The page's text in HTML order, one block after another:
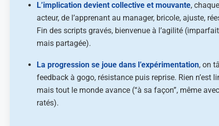
L’implication devient collective et mouvante, chaque
acteur, de l’apprenant au manager, bricole, ajuste,
Fin des scripts gravés, bienvenue à l’agilité
mais partagée).
La progression se joue dans l’expérimentation, on
feedback à gogo, résistance puis reprise. Rien n’est
mais tout le monde avance (“à sa façon”, même
ratés).